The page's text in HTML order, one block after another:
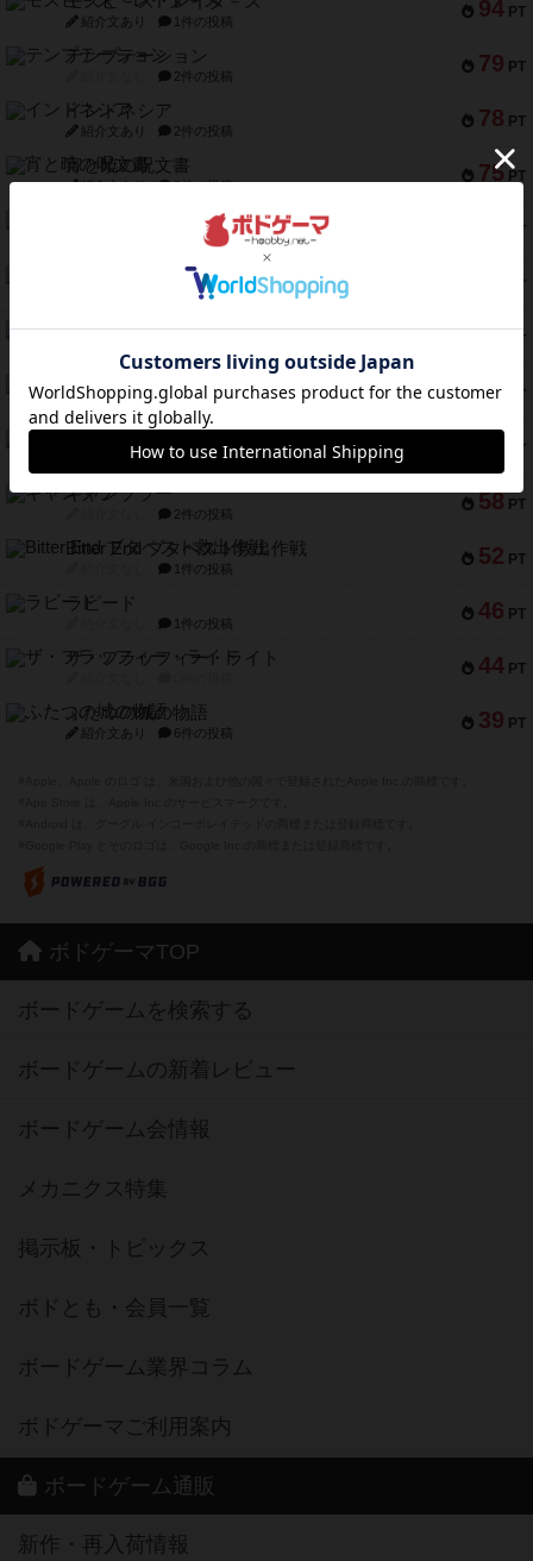
94 PT
紹介文あり 1件の投稿
79 PT
テンプテーション
2件の投稿
78 PT
インドネシア
紹介文あり 2件の投稿
75 PT
宵と暁の呪文書
紹介文あり 8件の投稿
PT
リスボン・トラム 28
9件の投稿
PT
1件の投稿
66 PT
ブラヴェスト
60 PT
スペクタキュラー
紹介文なし 1件の投稿
PT
紹介文あり 13件の投稿
58 PT
ギャンブラー
2件の投稿
52 PT
Bitter End ブタペスト救出作戦
1件の投稿
46 PT
ラピード
1件の投稿
44 PT
ザ・フラッフィー・ライト
39 PT
ふたつの城の物語
紹介文あり 6件の投稿
ボドゲーマTOP
ボードゲームを検索する
ボードゲームの新着レビュー
ボードゲーム会情報
メカニクス特集
掲示板・トピックス
ボドとも・会員一覧
ボードゲーム業界コラム
ボドゲーマご利用案内
ボードゲーム通販
新作・再入荷情報